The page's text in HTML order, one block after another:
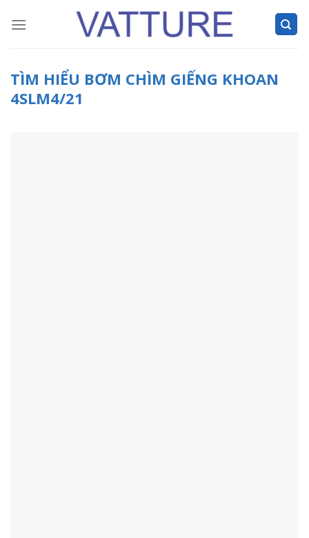
TÌM HIỂU BƠM CHÌM GIẾNG KHOAN
4SLM4/21